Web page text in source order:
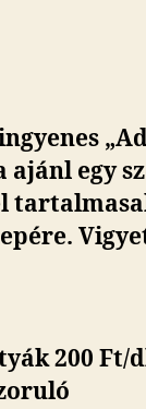
ajánl egy
200 Ft/